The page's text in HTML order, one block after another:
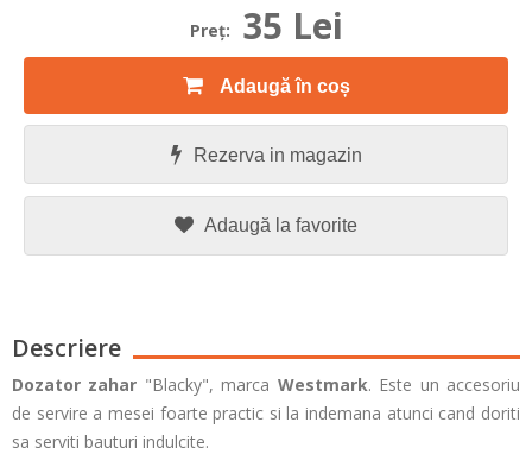
Preţ: 35 Lei
Adaugă în coș
Rezerva in magazin
Adaugă la favorite
Descriere
Dozator zahar "Blacky", marca Westmark. Este un accesoriu
de servire a mesei foarte practic si la indemana atunci cand doriti
sa serviti bauturi indulcite.